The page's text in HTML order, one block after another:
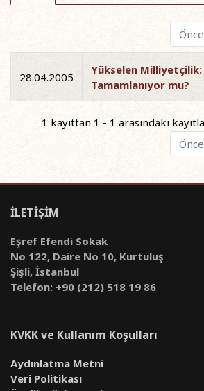
28.04.2005
Yükselen Milliyetçilik:
Tamamlanıyor mu?
1 kayıttan 1 - 1 arasındaki
İLETİŞİM
Eşref Efendi Sokak
No 122, Daire No 10, Kurtuluş
Şişli, İstanbul
Telefon: +90 (212) 518 19 86
KVKK ve Kullanım Koşulları
Aydınlatma Metni
Veri Politikası